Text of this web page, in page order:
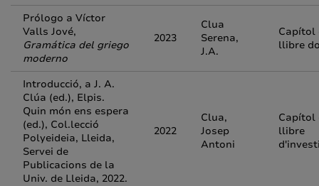
Prólogo a Víctor
Valls Jové,
Gramática del griego
moderno
2023
Clua
Serena,
J.A.
Capítol
llibre
Introducció, a J. A.
Clúa (ed.), Elpis.
Quin món ens espera
(ed.), Col.lecció
Polyeideia, Lleida,
Servei de
Publicacions de la
Univ. de Lleida, 2022.
2022
Clua,
Josep
Antoni
Capítol
llibre